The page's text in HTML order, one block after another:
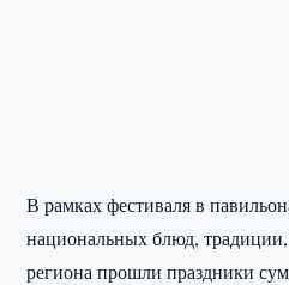
В рамках фестиваля в
национальных блюд,
региона прошли праздники